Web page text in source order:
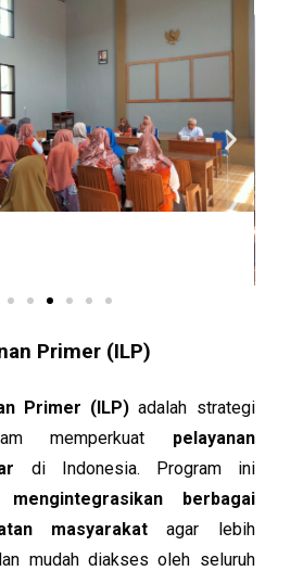
Primer (ILP)
Primer (ILP) adalah strategi
memperkuat pelayanan
di Indonesia. Program ini
mengintegrasikan berbagai
masyarakat agar lebih
mudah diakses oleh seluruh